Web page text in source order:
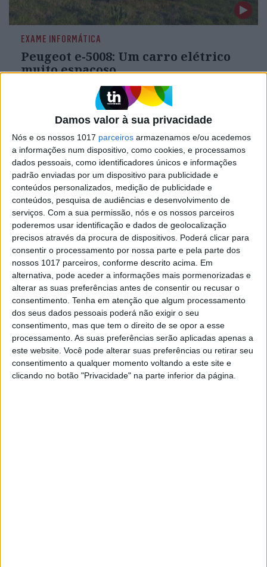
Damos valor à sua privacidade
Nós e os nossos 1017 parceiros armazenamos e/ou acedemos
a informações num dispositivo, como cookies, e processamos
dados pessoais, como identificadores únicos e informações
padrão enviadas por um dispositivo para publicidade e
conteúdos personalizados, medição de publicidade e
conteúdos, pesquisa de audiências e desenvolvimento de
serviços. Com a sua permissão, nós e os nossos parceiros
poderemos usar identificação e dados de geolocalização
precisos através da procura de dispositivos. Poderá clicar para
consentir o processamento por nossa parte e pela parte dos
nossos 1017 parceiros, conforme descrito acima. Em
alternativa, pode aceder a informações mais pormenorizadas e
alterar as suas preferências antes de consentir ou recusar o
consentimento. Tenha em atenção que algum processamento
dos seus dados pessoais poderá não exigir o seu
consentimento, mas que tem o direito de se opor a esse
processamento. As suas preferências serão aplicadas apenas a
este website. Você pode alterar suas preferências ou retirar seu
consentimento a qualquer momento voltando a este site e
clicando no botão "Privacidade" na parte inferior da página.
EXAME INFORMÁTICA
Peugeot e-5008: Um carro elétrico
muito espaçoso
Leve toda a família a bordo do novo SUV 100%
elétrico da Peugeot. Conta com sete lugares, um
design marcante, uma condução confortável e
dinâmicas previsíveis. O sistema de
infoentretenimento envolve o condutor num
ecrã amplo e há ainda a possibilidade de
carregar aparelhos sem fios ou através de
ligações USB-C
Exame Informática
EXAME INFORMÁTICA
Exame Informática TV nº 901:
Tocamos numa bateria 'invisível' e
testamos um dos melhores